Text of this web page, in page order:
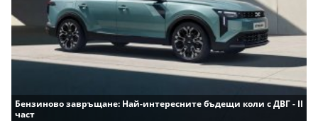
Бензиново завръщане: Най-интересните бъдещи коли с ДВГ - II
част